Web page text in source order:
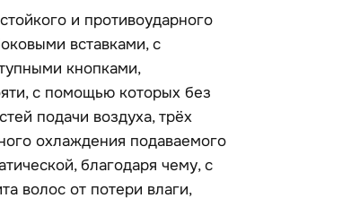
и противоударного
вставками, с
кнопками,
с помощью которых без
подачи воздуха, трёх
охлаждения подаваемого
благодаря чему, с
волос от потери влаги,